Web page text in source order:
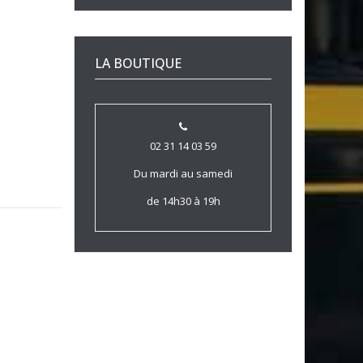
LA BOUTIQUE
02 31 14 03 59
Du mardi au samedi
de 14h30 à 19h